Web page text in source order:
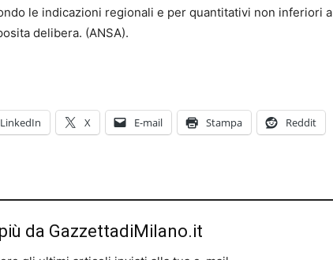
le indicazioni regionali e per quantitativi non inferiori a
delibera. (ANSA).
LinkedIn X E-mail Stampa Reddit
da GazzettadiMilano.it